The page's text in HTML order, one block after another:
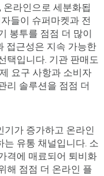
라인으로 세분화됩
들이 슈퍼마켓과 전
봉투를 점점 더 많이
접근성은 지속 가능한
택입니다. 기관 판매도
요구 사항과 소비자
리 솔루션을 점점 더
기가 증가하고 온라인
유통 채널입니다. 소
격에 매료되어 퇴비화
해 점점 더 온라인 플